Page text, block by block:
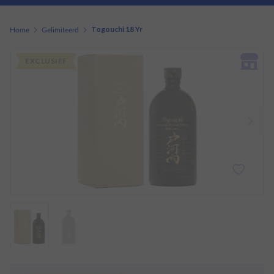
Home Gelimiteerd Togouchi 18 Yr